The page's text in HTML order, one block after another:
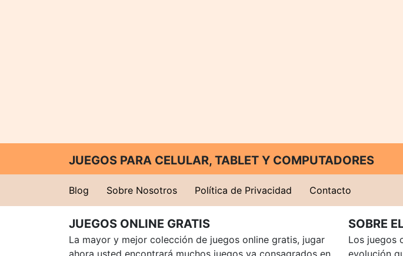
JUEGOS PARA CELULAR, TABLET Y COMPUTADORES
Blog Sobre Nosotros Política de Privacidad Contacto
JUEGOS ONLINE GRATIS
La mayor y mejor colección de juegos online gratis, jugar
ahora usted encontrará muchos juegos ya consagrados en
SOBRE
Los juegos
evolución